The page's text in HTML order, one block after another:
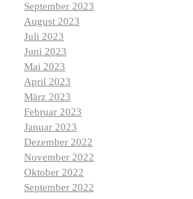
September 2023
August 2023
Juli 2023
Juni 2023
Mai 2023
April 2023
März 2023
Februar 2023
Januar 2023
Dezember 2022
November 2022
Oktober 2022
September 2022